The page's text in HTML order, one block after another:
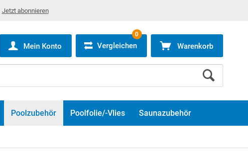
Jetzt abonnieren
Mein Konto Vergleichen
0
Warenkorb
Poolzubehör Poolfolie/-Vlies Saunazubehör